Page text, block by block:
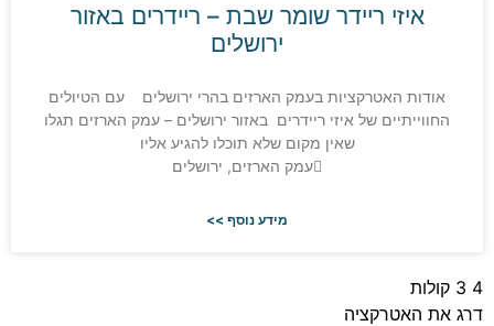
איזי ריידר שומר שבת – ריידרים באזור
ירושלים
האטרקציות בעמק הארזים בהרי ירושלים עם הטיולים
של איזי ריידרים באזור ירושלים – עמק הארזים תגלו
שאין מקום שלא תוכלו להגיע אליו
עמק הארזים, ירושלים
מידע נוסף >>
האטרקציה